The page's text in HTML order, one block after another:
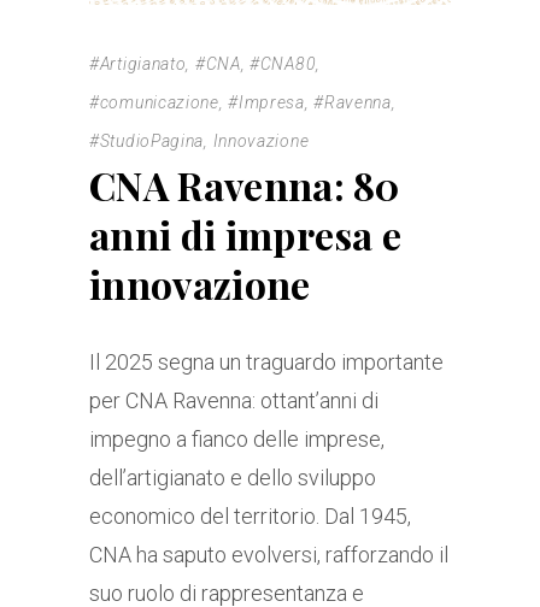
#Artigianato #CNA ,#CNA80
#comunicazione ,#Impresa ,#Ravenna
#StudioPagina
Innovazione
CNA Ravenna: 80
anni di impresa e
innovazione
Il 2025 segna un traguardo importante
per CNA Ravenna: ottant’anni di
impegno a fianco delle imprese,
dell’artigianato e dello sviluppo
economico del territorio. Dal 1945,
CNA ha saputo evolversi, rafforzando il
suo ruolo di rappresentanza e